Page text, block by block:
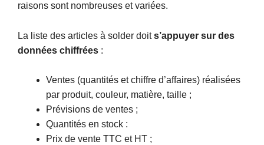
raisons sont nombreuses et variées.
La liste des articles à solder doits’appuyer sur des
données chiffrées :
Ventes (quantités et chiffre d’affaires) réalisées
par produit, couleur, matière, taille ;
Prévisions de ventes ;
Quantités en stock :
Prix de vente TTC et HT ;